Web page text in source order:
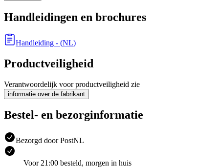
Handleidingen en brochures
Handleiding - (NL)
Productveiligheid
Verantwoordelijk voor productveiligheid zie
informatie over de fabrikant
Bestel- en bezorginformatie
Bezorgd door PostNL
Voor 21:00 besteld, morgen in huis